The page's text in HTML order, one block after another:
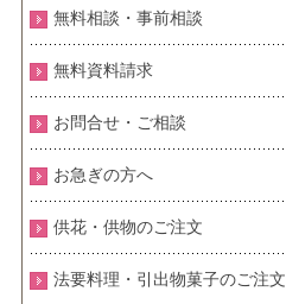
無料相談・事前相談
無料資料請求
お問合せ・ご相談
お急ぎの方へ
供花・供物のご注文
法要料理・引出物菓子のご注文